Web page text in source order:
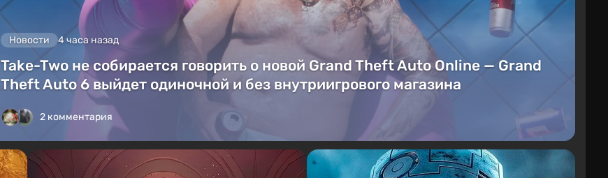
Новости 4 часа назад
Take-Two не собирается говорить о новой Grand Theft Auto Online — Grand
Theft Auto 6 выйдет одиночной и без внутриигрового магазина
2 комментария